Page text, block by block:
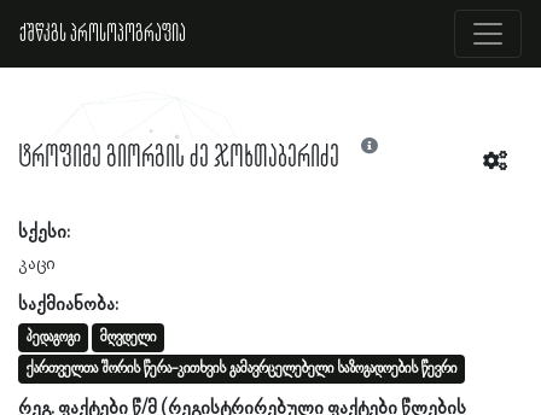
ქშწკგს პროსოპოგრაფია
ტროფიმე გიორგის ძე ჯოხთაბერიძე
სქესი:
კაცი
საქმიანობა:
პედაგოგი
მღვდელი
ქართველთა შორის წერა-კითხვის გამავრცელებელი საზოგადოების წევრი
რეგ. ფაქტები წ/მ